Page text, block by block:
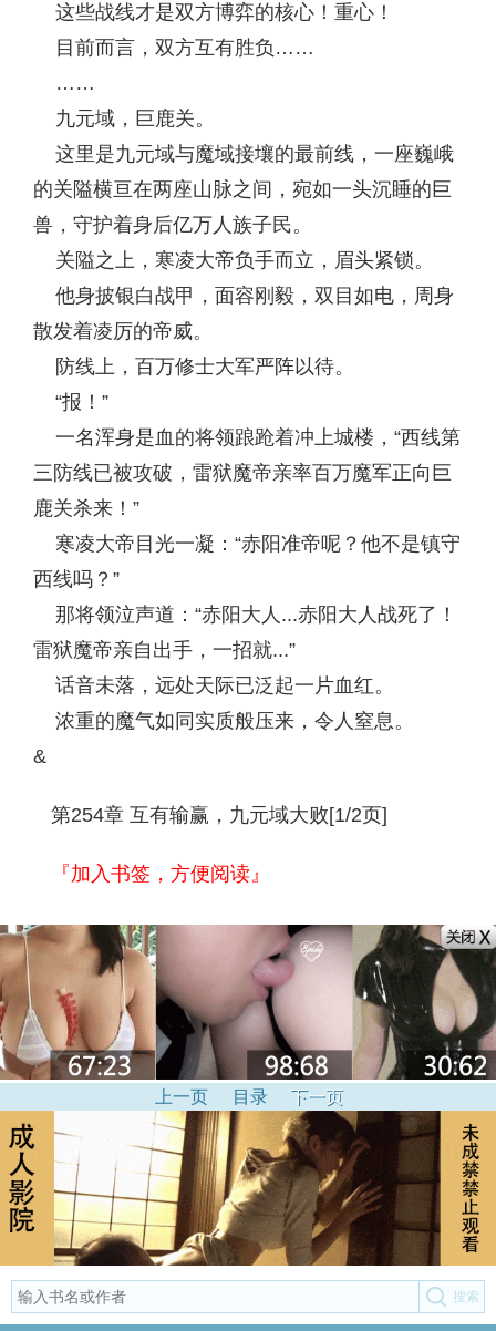
这些战线才是双方博弈的核心！重心！
目前而言，双方互有胜负……
……
九元域，巨鹿关。
这里是九元域与魔域接壤的最前线，一座巍峨
的关隘横亘在两座山脉之间，宛如一头沉睡的巨
兽，守护着身后亿万人族子民。
关隘之上，寒凌大帝负手而立，眉头紧锁。
他身披银白战甲，面容刚毅，双目如电，周身
散发着凌厉的帝威。
防线上，百万修士大军严阵以待。
“报！”
一名浑身是血的将领踉跄着冲上城楼，“西线第
三防线已被攻破，雷狱魔帝亲率百万魔军正向巨
鹿关杀来！”
寒凌大帝目光一凝：“赤阳准帝呢？他不是镇守
西线吗？”
那将领泣声道：“赤阳大人...赤阳大人战死了！
雷狱魔帝亲自出手，一招就...”
话音未落，远处天际已泛起一片血红。
浓重的魔气如同实质般压来，令人窒息。
&
第254章 互有输赢，九元域大败[1/2页]
『加入书签，方便阅读』
上一页 目录 下一页